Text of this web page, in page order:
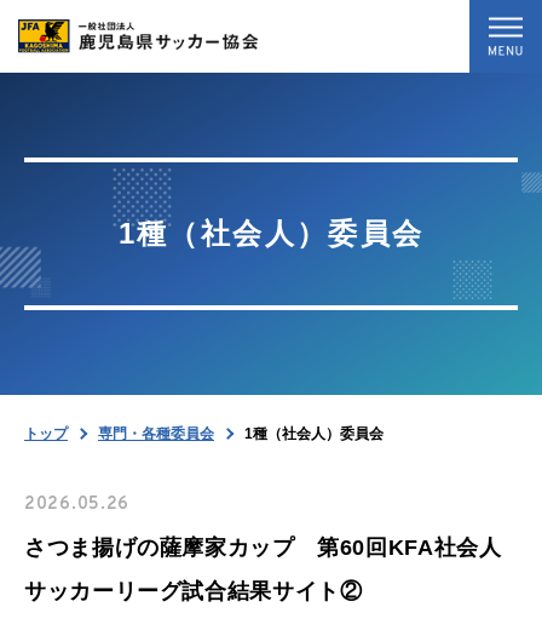
最新情報
専門・各種委員会
お問い合わせ
暴力等根絶相談案内
1種（社会人）委員会
トップ 専門・各種委員会 1種（社会人）委員会
2026.05.26
さつま揚げの薩摩家カップ 第60回KFA社会人
サッカーリーグ試合結果サイト②